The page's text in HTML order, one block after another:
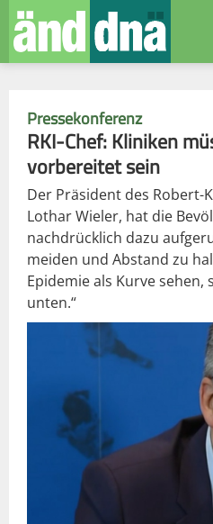
Pressekonferenz
RKI-Chef: Kliniken
vorbereitet sein
Der Präsident des Robert-
Lothar Wieler, hat die
nachdrücklich dazu
meiden und Abstand zu
Epidemie als Kurve sehen,
unten.“